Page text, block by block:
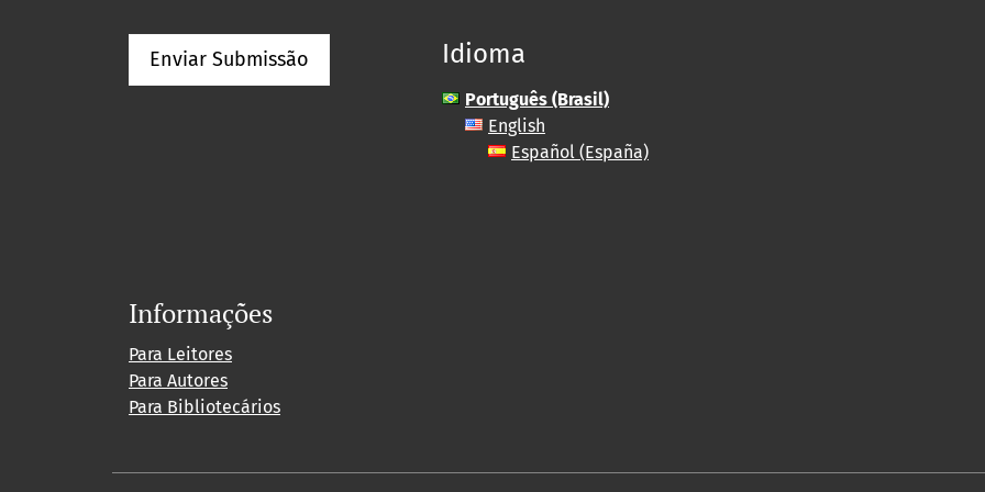
Enviar Submissão Idioma
Português (Brasil)
English
Español (España)
Informações
Para Leitores
Para Autores
Para Bibliotecários